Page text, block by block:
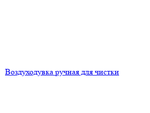
Воздуходувка ручная для чистки